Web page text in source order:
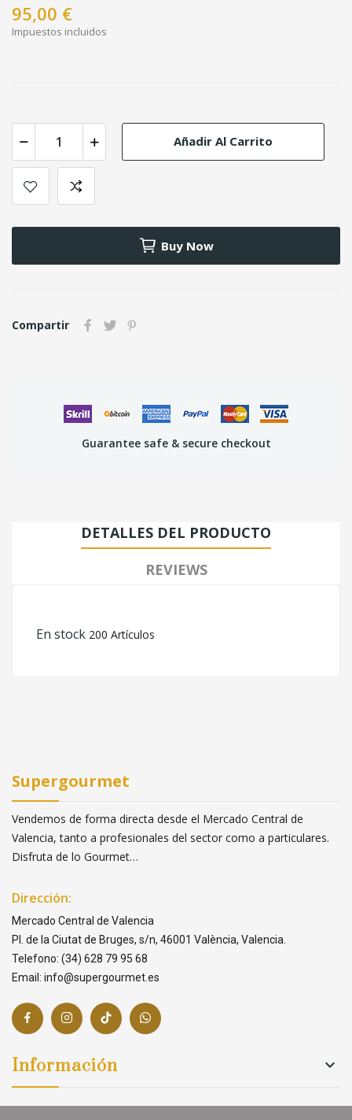
95,00 €
Impuestos incluidos
Añadir Al Carrito
Buy Now
Compartir
Guarantee safe & secure checkout
DETALLES DEL PRODUCTO
REVIEWS
En stock 200 Artículos
Supergourmet
Vendemos de forma directa desde el Mercado Central de
Valencia, tanto a profesionales del sector como a particulares.
Disfruta de lo Gourmet…
Dirección:
Mercado Central de Valencia
Pl. de la Ciutat de Bruges, s/n, 46001 València, Valencia.
Telefono: (34) 628 79 95 68
Email: info@supergourmet.es
Información 